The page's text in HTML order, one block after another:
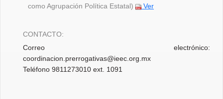
como Agrupación Política Estatal)
Ver
CONTACTO:
Correo electrónico:
coordinacion.prerrogativas@ieec.org.mx
Teléfono 9811273010 ext. 1091